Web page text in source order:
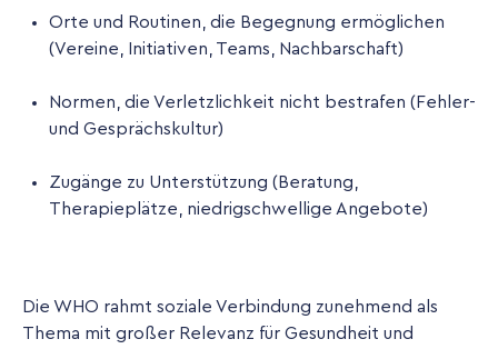
Orte und Routinen, die Begegnung ermöglichen
(Vereine, Initiativen, Teams, Nachbarschaft)
Normen, die Verletzlichkeit nicht bestrafen (Fehler-
und Gesprächskultur)
Zugänge zu Unterstützung (Beratung,
Therapieplätze, niedrigschwellige Angebote)
Die WHO rahmt soziale Verbindung zunehmend als
Thema mit großer Relevanz für Gesundheit und